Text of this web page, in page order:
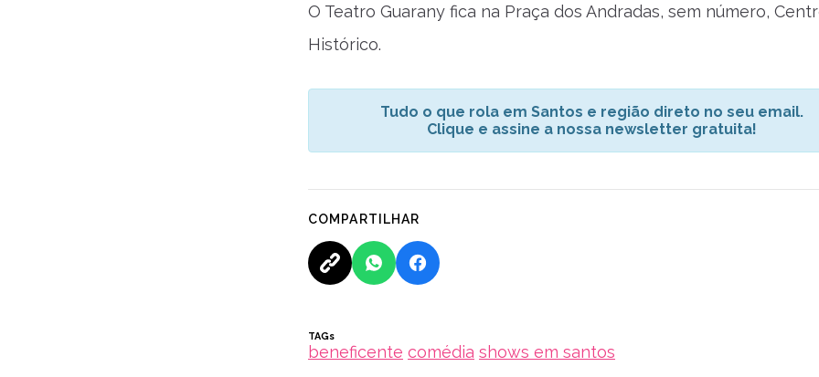
O Teatro Guarany fica na Praça dos Andradas, sem número,
Histórico.
Tudo o que rola em Santos e região direto no seu email.
Clique e assine a nossa newsletter gratuita!
COMPARTILHAR
TAGs
beneficente comédia shows em santos